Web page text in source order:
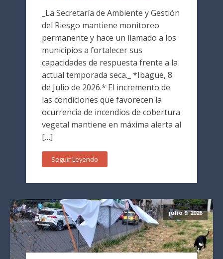
_La Secretaría de Ambiente y Gestión
del Riesgo mantiene monitoreo
permanente y hace un llamado a los
municipios a fortalecer sus
capacidades de respuesta frente a la
actual temporada seca._ *Ibague, 8
de Julio de 2026.* El incremento de
las condiciones que favorecen la
ocurrencia de incendios de cobertura
vegetal mantiene en máxima alerta al
[…]
Seguir Leyendo
julio 9, 2026